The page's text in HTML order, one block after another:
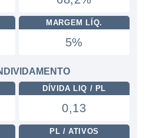
MARGEM LÍQ.
5%
DÍVIDA LIQ / PL
0,13
PL / ATIVOS